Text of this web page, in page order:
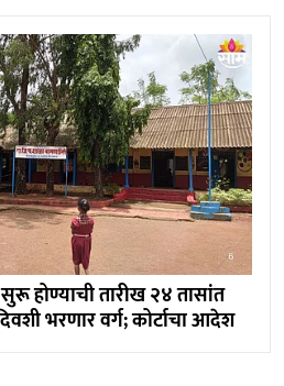
होण्याची तारीख २४ तासांत
भरणार वर्ग; कोर्टाचा आदेश